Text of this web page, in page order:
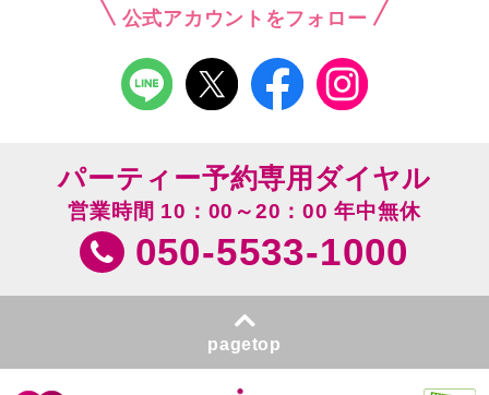
公式アカウントをフォロー
パーティー予約専用ダイヤル
営業時間 10：00～20：00 年中無休
050-5533-1000
pagetop